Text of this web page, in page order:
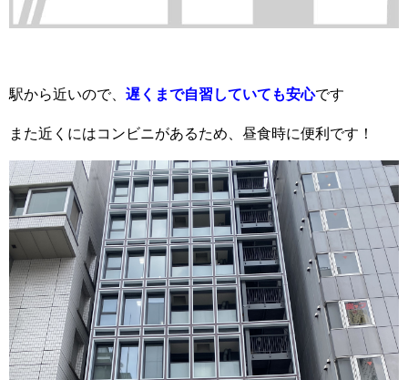
駅から近いので、 遅くまで自習していても安心です
また近くにはコンビニがあるため、昼食時に便利です！